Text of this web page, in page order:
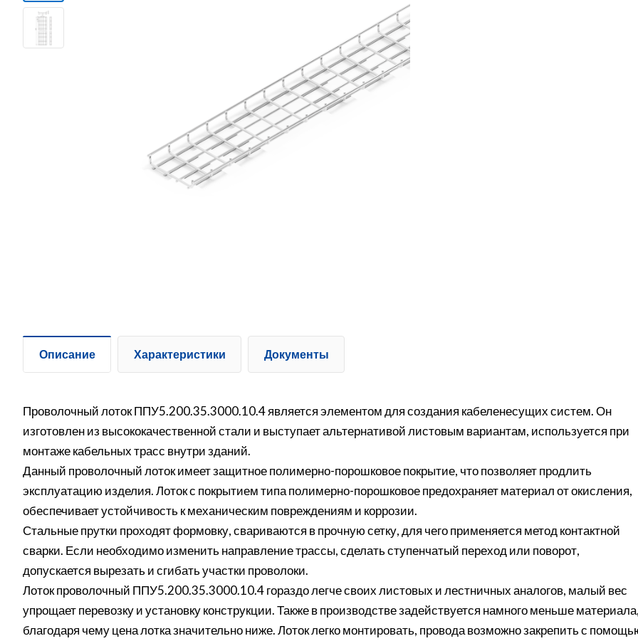
Описание Характеристики Документы
Проволочный лоток ППУ5.200.35.3000.10.4 является элементом для создания кабеленесущих систем. Он
изготовлен из высококачественной стали и выступает альтернативой листовым вариантам, используется при
монтаже кабельных трасс внутри зданий.
Данный проволочный лоток имеет защитное полимерно-порошковое покрытие, что позволяет продлить
эксплуатацию изделия. Лоток с покрытием типа полимерно-порошковое предохраняет материал от окисления,
обеспечивает устойчивость к механическим повреждениям и коррозии.
Стальные прутки проходят формовку, свариваются в прочную сетку, для чего применяется метод контактной
сварки. Если необходимо изменить направление трассы, сделать ступенчатый переход или поворот,
допускается вырезать и сгибать участки проволоки.
Лоток проволочный ППУ5.200.35.3000.10.4 гораздо легче своих листовых и лестничных аналогов, малый вес
упрощает перевозку и установку конструкции. Также в производстве задействуется намного меньше материала,
благодаря чему цена лотка значительно ниже. Лоток легко монтировать, провода возможно закрепить с